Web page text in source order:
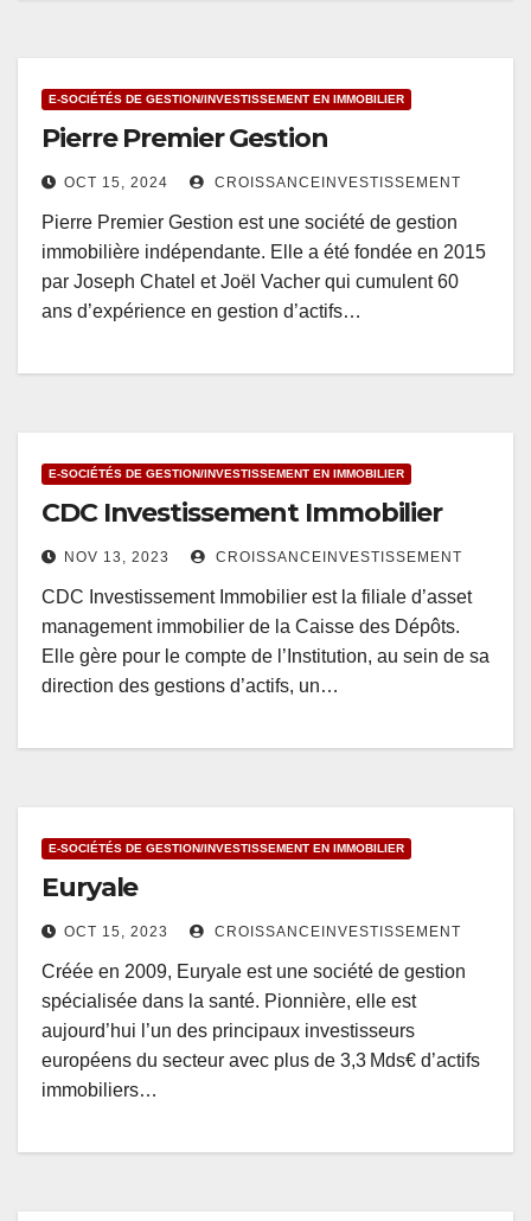
E-SOCIÉTÉS DE GESTION/INVESTISSEMENT EN IMMOBILIER
Pierre Premier Gestion
OCT 15, 2024 CROISSANCEINVESTISSEMENT
Pierre Premier Gestion est une société de gestion
immobilière indépendante. Elle a été fondée en 2015
par Joseph Chatel et Joël Vacher qui cumulent 60
ans d’expérience en gestion d’actifs…
E-SOCIÉTÉS DE GESTION/INVESTISSEMENT EN IMMOBILIER
CDC Investissement Immobilier
NOV 13, 2023 CROISSANCEINVESTISSEMENT
CDC Investissement Immobilier est la filiale d’asset
management immobilier de la Caisse des Dépôts.
Elle gère pour le compte de l’Institution, au sein de sa
direction des gestions d’actifs, un…
E-SOCIÉTÉS DE GESTION/INVESTISSEMENT EN IMMOBILIER
Euryale
OCT 15, 2023 CROISSANCEINVESTISSEMENT
Créée en 2009, Euryale est une société de gestion
spécialisée dans la santé. Pionnière, elle est
aujourd’hui l’un des principaux investisseurs
européens du secteur avec plus de 3,3 Mds€ d’actifs
immobiliers…